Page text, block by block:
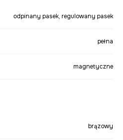
odpinany pasek, regulowany pasek
pełna
magnetyczne
brązowy